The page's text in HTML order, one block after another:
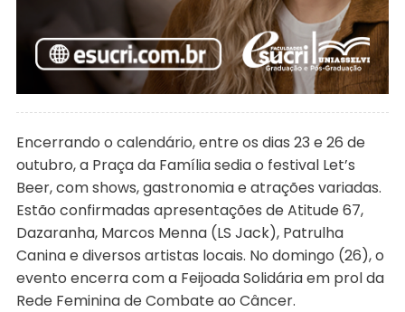
Encerrando o calendário, entre os dias 23 e 26 de
outubro, a Praça da Família sedia o festival Let’s
Beer, com shows, gastronomia e atrações variadas.
Estão confirmadas apresentações de Atitude 67,
Dazaranha, Marcos Menna (LS Jack), Patrulha
Canina e diversos artistas locais. No domingo (26), o
evento encerra com a Feijoada Solidária em prol da
Rede Feminina de Combate ao Câncer.